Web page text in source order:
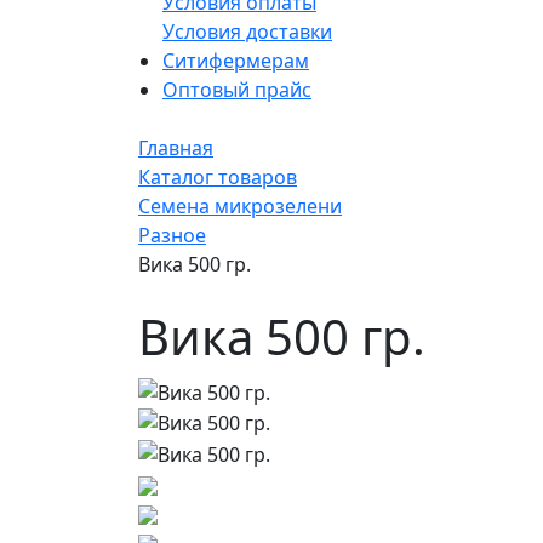
Условия доставки
Ситифермерам
Оптовый прайс
Главная
Каталог товаров
Семена микрозелени
Разное
Вика 500 гр.
Вика 500 гр.